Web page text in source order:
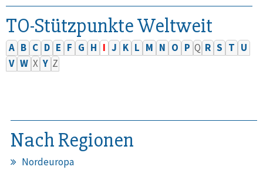
TO-Stützpunkte Weltweit
A B C D E F G H I J K L M N O P Q R S T U
V W X Y Z
Nach Regionen
Nordeuropa